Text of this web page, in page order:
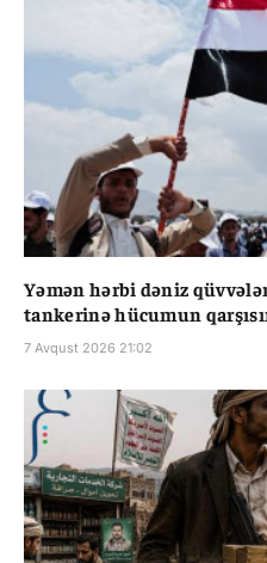
Yəmən hərbi dəniz
tankerinə hücumun
7 Avqust 2026 21:02